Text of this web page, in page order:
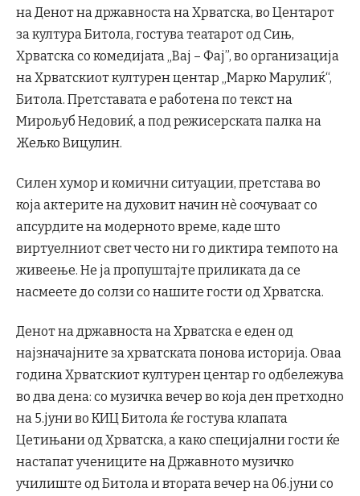
на Денот на државноста на Хрватска, во Центарот
за култура Битола, гостува театарот од Сињ,
Хрватска со комедијата „Вај – Фај”, во организација
на Хрватскиот културен центар „Марко Марулиќ“,
Битола. Претставата е работена по текст на
Мирољуб Недовиќ, а под режисерската палка на
Жељко Вицулин.
Силен хумор и комични ситуации, претстава во
која актерите на духовит начин нè соочуваат со
апсурдите на модерното време, каде што
виртуелниот свет често ни го диктира темпото на
живеење. Не ја пропуштајте приликата да се
насмеете до солзи со нашите гости од Хрватска.
Денот на државноста на Хрватска е еден од
најзначајните за хрватската понова историја. Оваа
година Хрватскиот културен центар го одбележува
во два дена: со музичка вечер во која ден претходно
на 5.јуни во КИЦ Битола ќе гостува клапата
Цетињани од Хрватска, а како специјални гости ќе
настапат учениците на Државното музичко
училиште од Битола и втората вечер на 06.јуни со